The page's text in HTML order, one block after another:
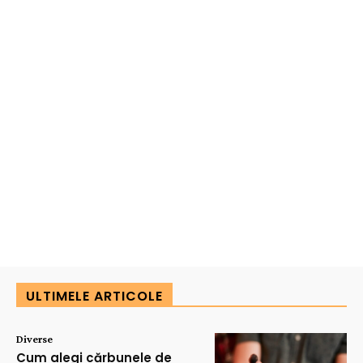
ULTIMELE ARTICOLE
Diverse
Cum alegi cărbunele de